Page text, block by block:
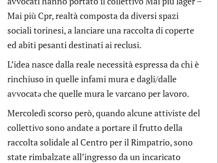
Mai più Cpr, realtà composta da diversi spazi
sociali torinesi, a lanciare una raccolta di coperte
ed abiti pesanti destinati ai reclusi.
L’idea nasce dalla reale necessità espressa da chi è
rinchiuso in quelle infami mura e dagli/dalle
avvocatə che quelle mura le varcano per lavoro.
Mercoledì scorso però, quando alcune attiviste del
collettivo sono andate a portare il frutto della
raccolta solidale al Centro per il Rimpatrio, sono
state rimbalzate all’ingresso da un incaricato